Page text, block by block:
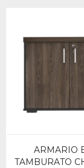
ARMARIO
TAMBURATO